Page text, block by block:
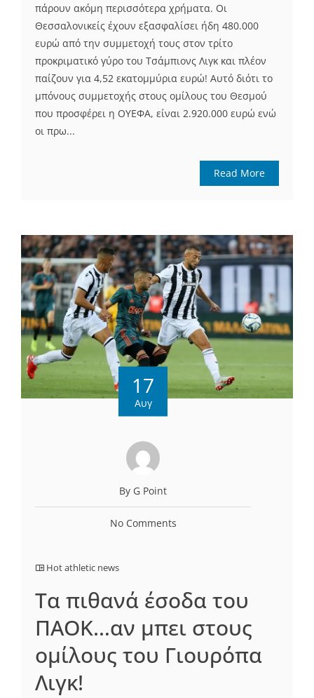
πάρουν ακόμη περισσότερα χρήματα. Οι
Θεσσαλονικείς έχουν εξασφαλίσει ήδη 480.000
ευρώ από την συμμετοχή τους στον τρίτο
προκριματικό γύρο του Τσάμπιονς Λιγκ και πλέον
παίζουν για 4,52 εκατομμύρια ευρώ! Αυτό διότι το
μπόνους συμμετοχής στους ομίλους του Θεσμού
που προσφέρει η ΟΥΕΦΑ, είναι 2.920.000 ευρώ ενώ
οι πρω...
Read More
17
Αυγ
By G Point
No Comments
Hot athletic news
Tα πιθανά έσοδα του
ΠΑΟΚ…αν μπει στους
ομίλους του Γιουρόπα
Λιγκ!